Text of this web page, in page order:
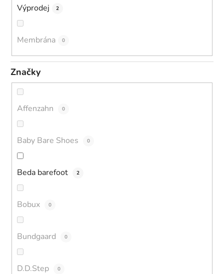
Výprodej 2
Membrána 0
Značky
Affenzahn 0
Baby Bare Shoes 0
Beda barefoot 2
Bobux 0
Bundgaard 0
D.D.Step 0